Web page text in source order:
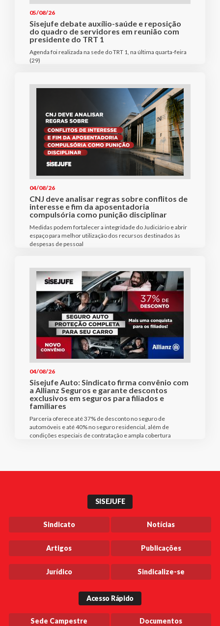
05/08/26
Sisejufe debate auxílio-saúde e reposição
do quadro de servidores em reunião com
presidente do TRT 1
Agenda foi realizada na sede do TRT 1, na última quarta-feira
(29)
04/08/26
CNJ deve analisar regras sobre conflitos de
interesse e fim da aposentadoria
compulsória como punição disciplinar
Medidas podem fortalecer a integridade do Judiciário e abrir
espaço para melhor utilização dos recursos destinados às
despesas de pessoal
04/08/26
Sisejufe Auto: Sindicato firma convênio com
a Allianz Seguros e garante descontos
exclusivos em seguros para filiados e
familiares
Parceria oferece até 37% de desconto no seguro de
automóveis e até 40% no seguro residencial, além de
condições especiais de contratação e ampla cobertura
SISEJUFE
Sindicato Notícias
Artigos Publicações
Jurídico Sindicalize-se
Acesso Rápido
Sede Campestre Documentos